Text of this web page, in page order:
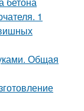
1
Общая